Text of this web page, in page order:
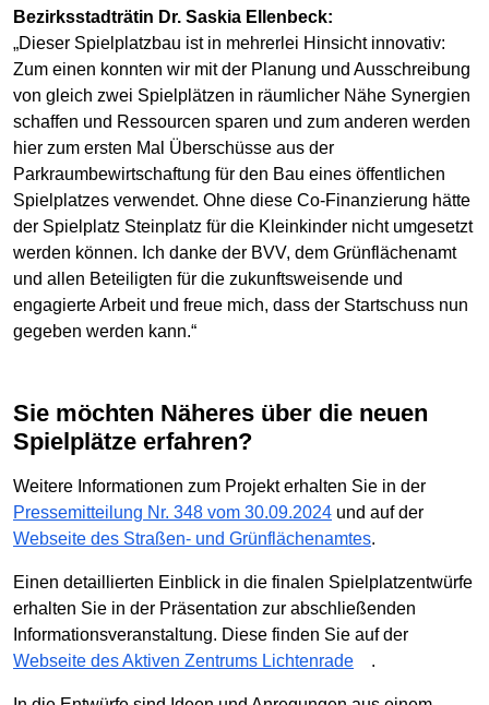
Bezirksstadträtin Dr. Saskia Ellenbeck:
„Dieser Spielplatzbau ist in mehrerlei Hinsicht innovativ:
Zum einen konnten wir mit der Planung und Ausschreibung
von gleich zwei Spielplätzen in räumlicher Nähe Synergien
schaffen und Ressourcen sparen und zum anderen werden
hier zum ersten Mal Überschüsse aus der
Parkraumbewirtschaftung für den Bau eines öffentlichen
Spielplatzes verwendet. Ohne diese Co-Finanzierung hätte
der Spielplatz Steinplatz für die Kleinkinder nicht umgesetzt
werden können. Ich danke der BVV, dem Grünflächenamt
und allen Beteiligten für die zukunftsweisende und
engagierte Arbeit und freue mich, dass der Startschuss nun
gegeben werden kann.“
Sie möchten Näheres über die neuen
Spielplätze erfahren?
Weitere Informationen zum Projekt erhalten Sie in der
Pressemitteilung Nr. 348 vom 30.09.2024 und auf der
Webseite des Straßen- und Grünflächenamtes.
Einen detaillierten Einblick in die finalen Spielplatzentwürfe
erhalten Sie in der Präsentation zur abschließenden
Informationsveranstaltung. Diese finden Sie auf der
Webseite des Aktiven Zentrums Lichtenrade
.